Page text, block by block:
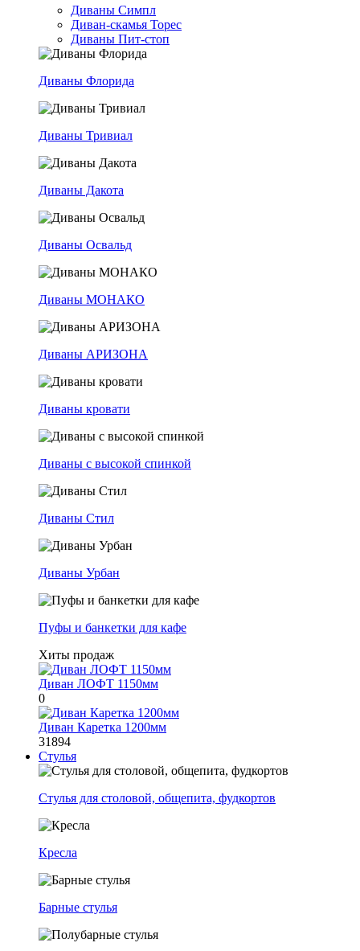
Диваны Симпл
Диван-скамья Торес
Диваны Пит-стоп
Диваны Флорида
Диваны Тривиал
Диваны Дакота
Диваны Освальд
Диваны МОНАКО
Диваны АРИЗОНА
Диваны кровати
Диваны с высокой спинкой
Диваны Стил
Диваны Урбан
Пуфы и банкетки для кафе
Хиты продаж
Диван ЛОФТ 1150мм
0
Диван Каретка 1200мм
31894
Стулья
Стулья для столовой, общепита, фудкортов
Кресла
Барные стулья